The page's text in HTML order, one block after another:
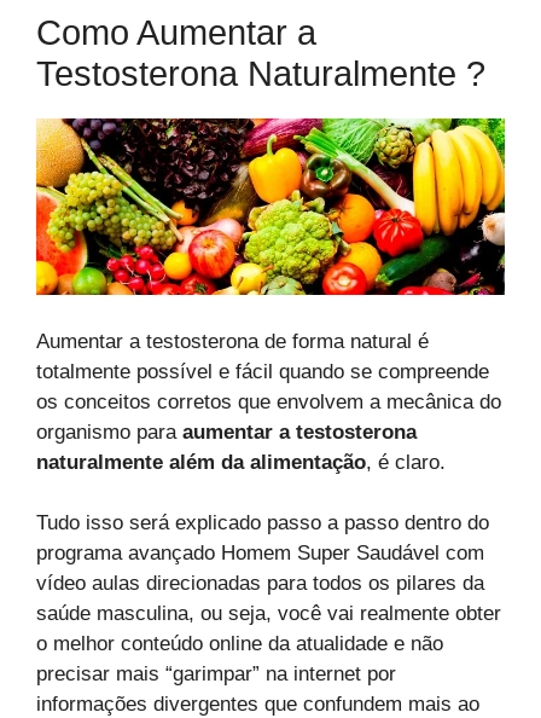
Como Aumentar a
Testosterona Naturalmente ?
Aumentar a testosterona de forma natural é
totalmente possível e fácil quando se compreende
os conceitos corretos que envolvem a mecânica do
organismo para aumentar a testosterona
naturalmente além da alimentação, é claro.
Tudo isso será explicado passo a passo dentro do
programa avançado Homem Super Saudável com
vídeo aulas direcionadas para todos os pilares da
saúde masculina, ou seja, você vai realmente obter
o melhor conteúdo online da atualidade e não
precisar mais “garimpar” na internet por
informações divergentes que confundem mais ao